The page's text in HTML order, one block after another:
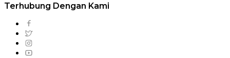
Terhubung Dengan Kami